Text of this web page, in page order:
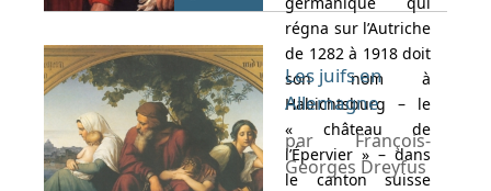
régna sur l’Autriche
de 1282 à 1918 doit
son nom à
Habichtsburg – le
« château de
l’Épervier » – dans
le canton suisse
Les juifs en
Allemagne
par François-
Georges Dreyfus